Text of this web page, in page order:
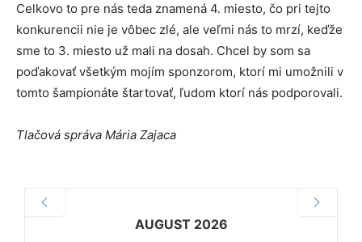
Celkovo to pre nás teda znamená 4. miesto, čo pri tejto
konkurencii nie je vôbec zlé, ale veľmi nás to mrzí, keďže
sme to 3. miesto už mali na dosah. Chcel by som sa
poďakovať všetkým mojím sponzorom, ktorí mi umožnili v
tomto šampionáte štartovať, ľudom ktorí nás podporovali.
Tlačová správa Mária Zajaca
AUGUST 2026